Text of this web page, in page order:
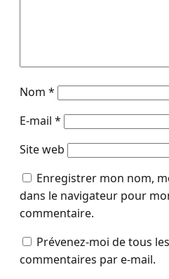
Nom *
E-mail *
Site web
Enregistrer mon nom,
dans le navigateur pour
commentaire.
Prévenez-moi de tous
commentaires par e-mail.